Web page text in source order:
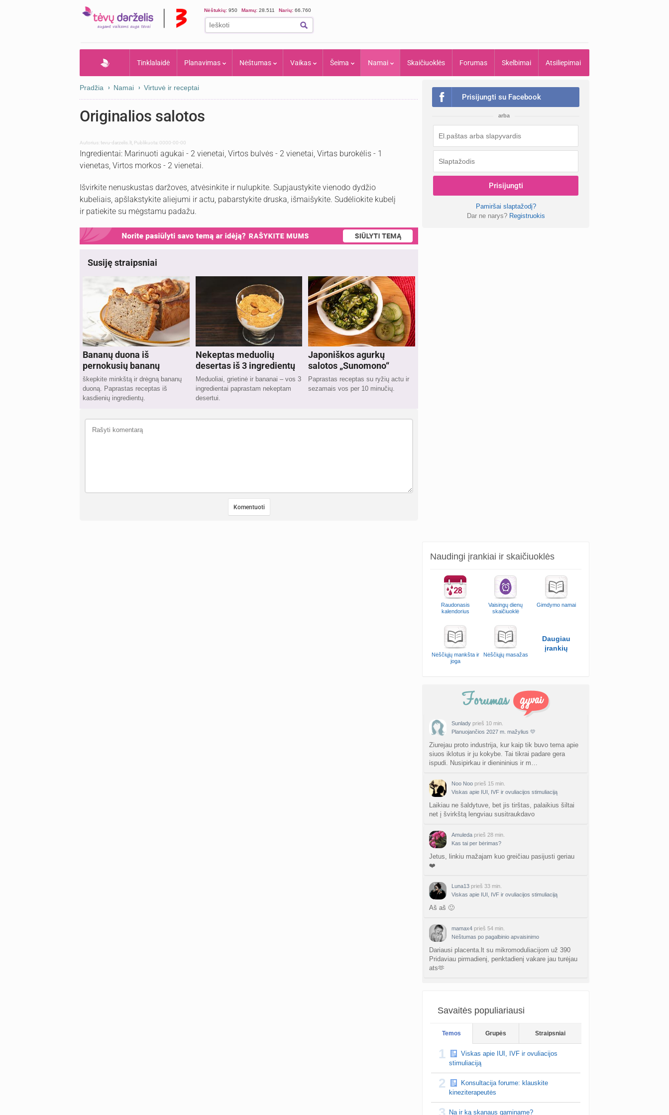
Nėštukių: 950 Mamų: 28.511 Narių: 66.760
Tinklalaidė Planavimas Nėštumas Vaikas Šeima Namai Skaičiuoklės Forumas Skelbimai Atsiliepimai
Pradžia Namai Virtuvė ir receptai
Originalios salotos
Autorius:tevu-darzelis.lt Publikuota: 0000-00-00
Ingredientai: Marinuoti agukai - 2 vienetai, Virtos bulvės - 2 vienetai, Virtas burokėlis - 1
vienetas, Virtos morkos - 2 vienetai.
Išvirkite nenuskustas daržoves, atvėsinkite ir nulupkite. Supjaustykite vienodo dydžio
kubeliais, apšlakstykite aliejumi ir actu, pabarstykite druska, išmaišykite. Sudėliokite kubelį
ir patiekite su mėgstamu padažu.
Susiję straipsniai
Bananų duona iš
pernokusių bananų
škepkite minkštą ir drėgną bananų
duoną. Paprastas receptas iš
kasdienių ingredientų.
Nekeptas meduolių
desertas iš 3 ingredientų
Meduoliai, grietinė ir bananai – vos 3
ingredientai paprastam nekeptam
desertui.
Japoniškos agurkų
salotos „Sunomono“
Paprastas receptas su ryžių actu ir
sezamais vos per 10 minučių.
Prisijungti su Facebook
arba
Prisijungti
Pamiršai slaptažodį?
Dar ne narys? Registruokis
Naudingi įrankiai ir skaičiuoklės
Raudonasis
kalendorius
Vaisingų dienų
skaičiuoklė
Gimdymo namai
Nėščiųjų mankšta ir
joga
Nėščiųjų masažas
Daugiau
įrankių
Sunlady prieš 10 min.
Planuojančios 2027 m. mažylius 💛
Ziurejau proto industrija, kur kaip tik buvo tema apie
siuos iklotus ir ju kokybe. Tai tikrai padare gera
ispudi. Nusipirkau ir dienininius ir m…
Noo Noo prieš 15 min.
Viskas apie IUI, IVF ir ovuliacijos stimuliaciją
Laikiau ne šaldytuve, bet jis tirštas, palaikius šiltai
net į švirkštą lengviau susitraukdavo
Amuleda prieš 28 min.
Kas tai per bėrimas?
Jetus, linkiu mažajam kuo greičiau pasijusti geriau
❤️
Luna13 prieš 33 min.
Viskas apie IUI, IVF ir ovuliacijos stimuliaciją
Aš aš 🙂
mamax4 prieš 54 min.
Nėštumas po pagalbinio apvaisinimo
Dariausi placenta.lt su mikromoduliacijom už 390
Pridaviau pirmadienį, penktadienį vakare jau turėjau
ats🫶
Ne dar reiks išbandyti
Savaitės populiariausi
Temos Grupės Straipsniai
1
Viskas apie IUI, IVF ir ovuliacijos
stimuliaciją
2
Konsultacija forume: klauskite
kineziterapeutės
Na ir ką skanaus gaminame?